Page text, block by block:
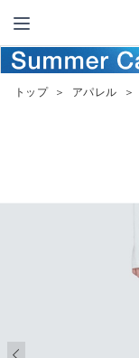
トップ ＞ アパレル ＞